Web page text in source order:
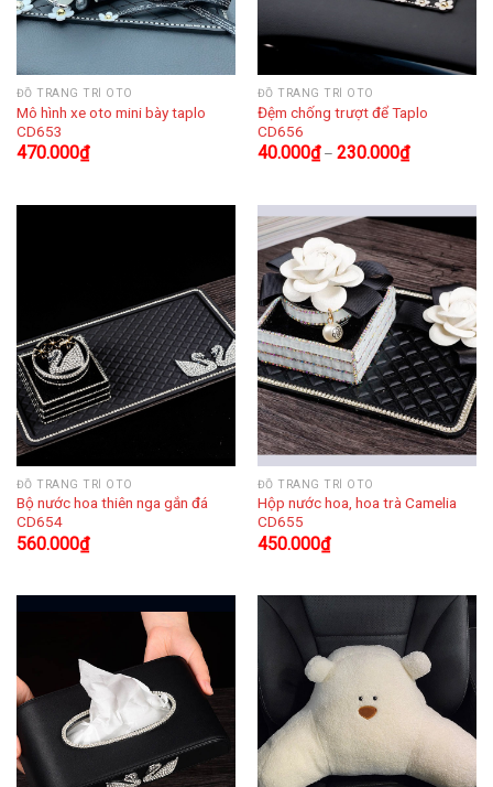
ĐỒ TRANG TRÍ OTO
Mô hình xe oto mini bày taplo
CD653
470.000₫
ĐỒ TRANG TRÍ OTO
Đệm chống trượt để Taplo
CD656
40.000₫– 230.000₫
ĐỒ TRANG TRÍ OTO
Bộ nước hoa thiên nga gắn đá
CD654
560.000₫
ĐỒ TRANG TRÍ OTO
Hộp nước hoa, hoa trà Camelia
CD655
450.000₫